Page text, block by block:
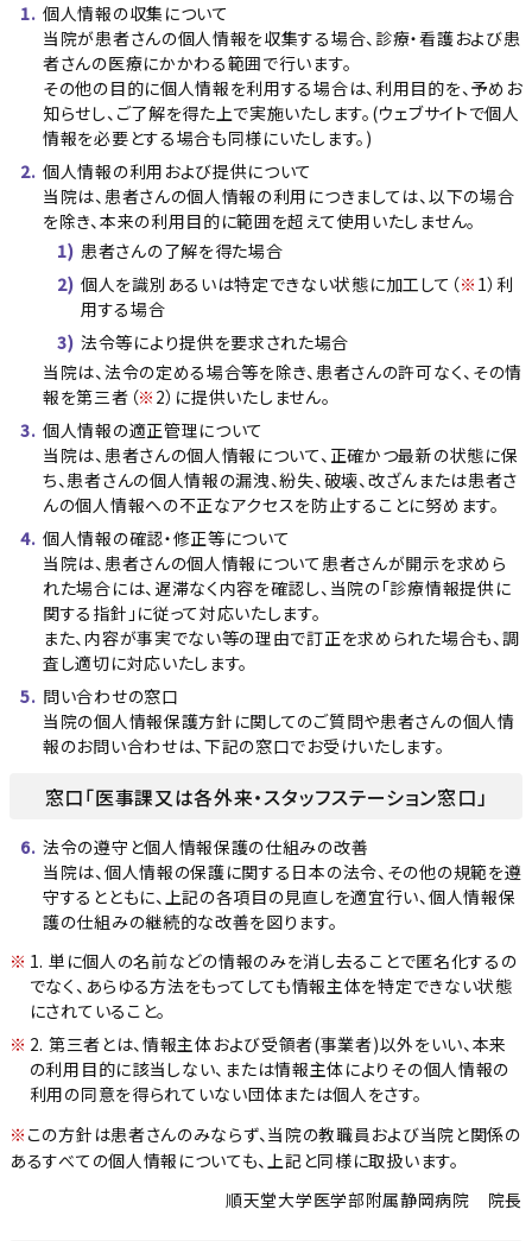
個人情報の収集について
当院が患者さんの個人情報を収集する場合、診療・看護および患
者さんの医療にかかわる範囲で行います。
その他の目的に個人情報を利用する場合は、利用目的を、予めお
知らせし、ご了解を得た上で実施いたします。(ウェブサイトで個人
情報を必要とする場合も同様にいたします。)
個人情報の利用および提供について
当院は、患者さんの個人情報の利用につきましては、以下の場合
を除き、本来の利用目的に範囲を超えて使用いたしません。
患者さんの了解を得た場合
個人を識別あるいは特定できない状態に加工して（※ 1）利
用する場合
法令等により提供を要求された場合
当院は、法令の定める場合等を除き、患者さんの許可なく、その情
報を第三者（※ 2）に提供いたしません。
個人情報の適正管理について
当院は、患者さんの個人情報について、正確かつ最新の状態に保
ち、患者さんの個人情報の漏洩、紛失、破壊、改ざんまたは患者さ
んの個人情報への不正なアクセスを防止することに努めます。
個人情報の確認・修正等について
当院は、患者さんの個人情報について患者さんが開示を求めら
れた場合には、遅滞なく内容を確認し、当院の「診療情報提供に
関する指針」に従って対応いたします。
また、内容が事実でない等の理由で訂正を求められた場合も、調
査し適切に対応いたします。
問い合わせの窓口
当院の個人情報保護方針に関してのご質問や患者さんの個人情
報のお問い合わせは、下記の窓口でお受けいたします。
窓口「医事課又は各外来・スタッフステーション窓口」
法令の遵守と個人情報保護の仕組みの改善
当院は、個人情報の保護に関する日本の法令、その他の規範を遵
守するとともに、上記の各項目の見直しを適宜行い、個人情報保
護の仕組みの継続的な改善を図ります。
1. 単に個人の名前などの情報のみを消し去ることで匿名化するの
でなく、あらゆる方法をもってしても情報主体を特定できない状態
にされていること。
2. 第三者とは、情報主体および受領者(事業者)以外をいい、本来
の利用目的に該当しない、または情報主体によりその個人情報の
利用の同意を得られていない団体または個人をさす。
※ この方針は患者さんのみならず、当院の教職員および当院と関係の
あるすべての個人情報についても、上記と同様に取扱います。
順天堂大学医学部附属静岡病院 院長